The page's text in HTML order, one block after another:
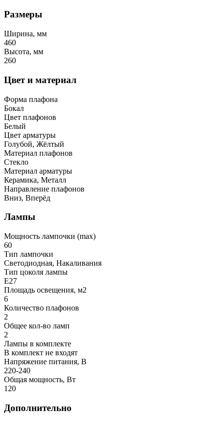
Размеры
Ширина, мм
460
Высота, мм
260
Цвет и материал
Форма плафона
Бокал
Цвет плафонов
Белый
Цвет арматуры
Голубой, Жёлтый
Материал плафонов
Стекло
Материал арматуры
Керамика, Металл
Направление плафонов
Вниз, Вперёд
Лампы
Мощность лампочки (max)
60
Тип лампочки
Светодиодная, Накаливания
Тип цоколя лампы
E27
Площадь освещения, м2
6
Количество плафонов
2
Общее кол-во ламп
2
Лампы в комплекте
В комплект не входят
Напряжение питания, В
220-240
Общая мощность, Вт
120
Дополнительно